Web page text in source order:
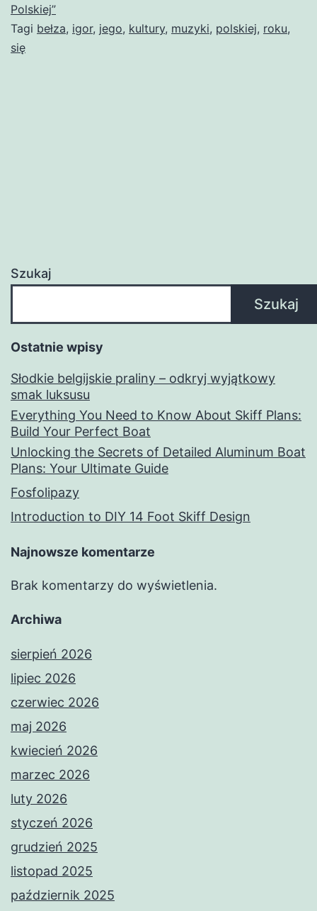
Polskiej”
Tagi bełza, igor, jego, kultury, muzyki, polskiej, roku,
się
Szukaj
Szukaj
Ostatnie wpisy
Słodkie belgijskie praliny – odkryj wyjątkowy
smak luksusu
Everything You Need to Know About Skiff Plans:
Build Your Perfect Boat
Unlocking the Secrets of Detailed Aluminum Boat
Plans: Your Ultimate Guide
Fosfolipazy
Introduction to DIY 14 Foot Skiff Design
Najnowsze komentarze
Brak komentarzy do wyświetlenia.
Archiwa
sierpień 2026
lipiec 2026
czerwiec 2026
maj 2026
kwiecień 2026
marzec 2026
luty 2026
styczeń 2026
grudzień 2025
listopad 2025
październik 2025